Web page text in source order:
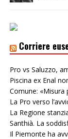
Corriere
Pro vs Saluzzo,
Piscina ex Enal
Comune: «Misura
La Pro verso
La Regione
Santhià. La
Il Piemonte ha